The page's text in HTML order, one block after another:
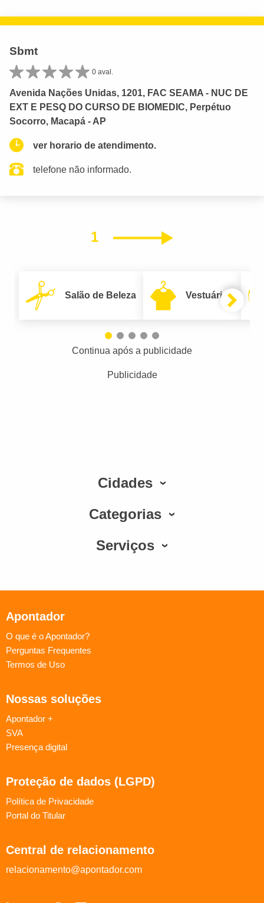
Sbmt
0 aval.
Avenida Nações Unidas, 1201, FAC SEAMA - NUC DE
EXT E PESQ DO CURSO DE BIOMEDIC, Perpétuo
Socorro, Macapá - AP
ver horario de atendimento.
telefone não informado.
1 Próximo
Salão de Beleza Vestuário
Continua após a publicidade
Publicidade
Cidades
Categorias
Serviços
Apontador
O que é o Apontador?
Perguntas Frequentes
Termos de Uso
Nossas soluções
Apontador +
SVA
Presença digital
Proteção de dados (LGPD)
Política de Privacidade
Portal do Titular
Central de relacionamento
relacionamento@apontador.com